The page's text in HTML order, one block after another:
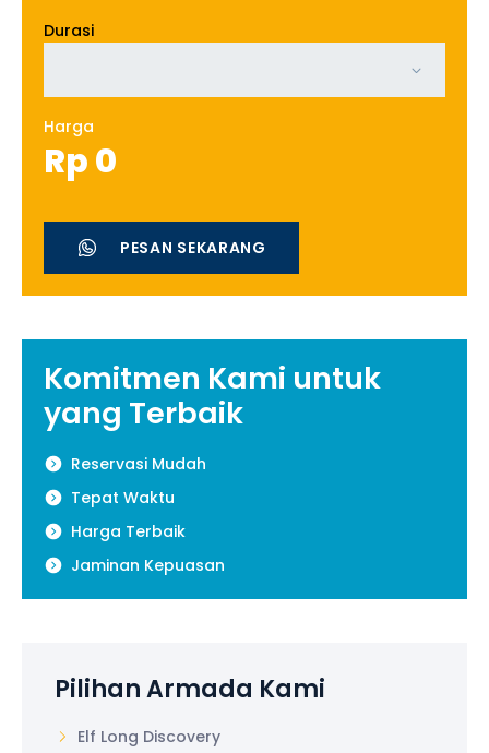
Durasi
Harga
Rp0
PESAN SEKARANG
Komitmen Kami untuk
yang Terbaik
Reservasi Mudah
Tepat Waktu
Harga Terbaik
Jaminan Kepuasan
Pilihan Armada Kami
Elf Long Discovery